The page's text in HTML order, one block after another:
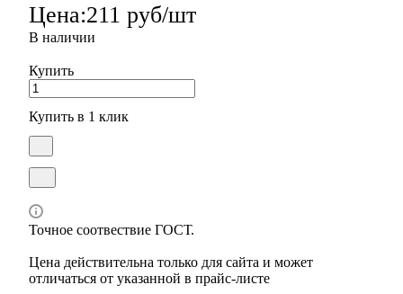
Цена:211 руб/шт
В наличии
Купить
Купить в 1 клик
Точное соотвествие ГОСТ.
Цена действительна только для сайта и может
отличаться от указанной в прайс-листе